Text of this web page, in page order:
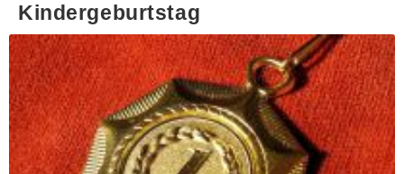
Kindergeburtstag